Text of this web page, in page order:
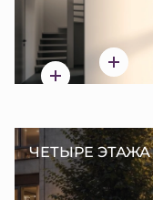
ЧЕТЫРЕ